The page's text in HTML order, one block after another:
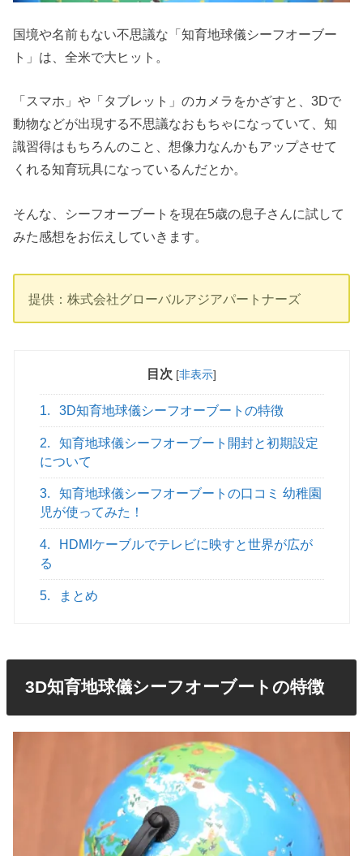
国境や名前もない不思議な「知育地球儀シーフオーブー
ト」は、全米で大ヒット。
「スマホ」や「タブレット」のカメラをかざすと、3Dで
動物などが出現する不思議なおもちゃになっていて、知
識習得はもちろんのこと、想像力なんかもアップさせて
くれる知育玩具になっているんだとか。
そんな、シーフオーブートを現在5歳の息子さんに試して
みた感想をお伝えしていきます。
提供：株式会社グローバルアジアパートナーズ
目次 [非表示]
1. 3D知育地球儀シーフオーブートの特徴
2.
知育地球儀シーフオーブート開封と初期設定
について
3.
知育地球儀シーフオーブートの口コミ 幼稚園
児が使ってみた！
4.
HDMIケーブルでテレビに映すと世界が広が
る
5. まとめ
3D知育地球儀シーフオーブートの特徴